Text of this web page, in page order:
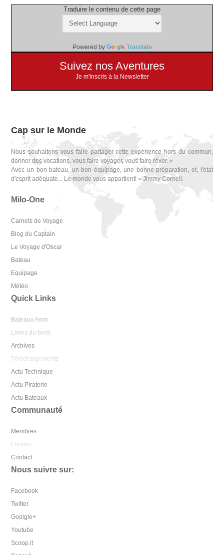
Traduire le contenu de cette page
Powered by Translate
Suivez nos Aventures
Je m'inscris à la Newsletter
Cap sur le Monde
Nous souhaitons vous faire partager cette expérience hors du commun,
donner des vocations, vous faire voyager, vous faire rêver. «
Avec un bon bateau, un bon équipage, une bonne préparation, et, l'état
d'esprit adéquate... Le monde vous appartient! » Jimmy Cornell.
Milo-One
Carnets de Voyage
Blog du Captain
Le Voyage d'Oscar
Bateau
Equipage
Météo
Quick Links
Bateaux Amis
Livres du bord
Archives
Téléchargements
Actu Technique
Actu Piraterie
Actu Bateaux
Communauté
Membres
Forums
Contact
Nous suivre sur:
Facebook
Twitter
Goolgle+
Youtube
Scoop.it